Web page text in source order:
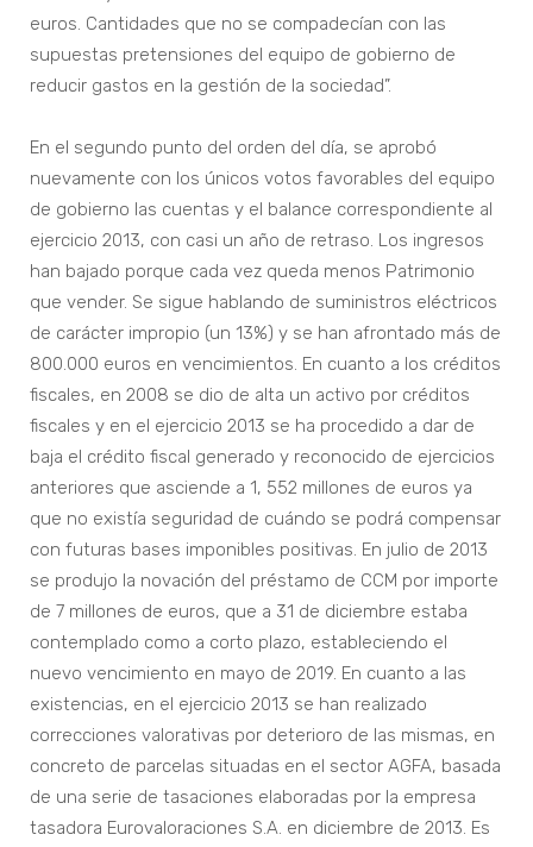
euros. Cantidades que no se compadecían con las
supuestas pretensiones del equipo de gobierno de
reducir gastos en la gestión de la sociedad”.
En el segundo punto del orden del día, se aprobó
nuevamente con los únicos votos favorables del equipo
de gobierno las cuentas y el balance correspondiente al
ejercicio 2013, con casi un año de retraso. Los ingresos
han bajado porque cada vez queda menos Patrimonio
que vender. Se sigue hablando de suministros eléctricos
de carácter impropio (un 13%) y se han afrontado más de
800.000 euros en vencimientos. En cuanto a los créditos
fiscales, en 2008 se dio de alta un activo por créditos
fiscales y en el ejercicio 2013 se ha procedido a dar de
baja el crédito fiscal generado y reconocido de ejercicios
anteriores que asciende a 1, 552 millones de euros ya
que no existía seguridad de cuándo se podrá compensar
con futuras bases imponibles positivas. En julio de 2013
se produjo la novación del préstamo de CCM por importe
de 7 millones de euros, que a 31 de diciembre estaba
contemplado como a corto plazo, estableciendo el
nuevo vencimiento en mayo de 2019. En cuanto a las
existencias, en el ejercicio 2013 se han realizado
correcciones valorativas por deterioro de las mismas, en
concreto de parcelas situadas en el sector AGFA, basada
de una serie de tasaciones elaboradas por la empresa
tasadora Eurovaloraciones S.A. en diciembre de 2013. Es